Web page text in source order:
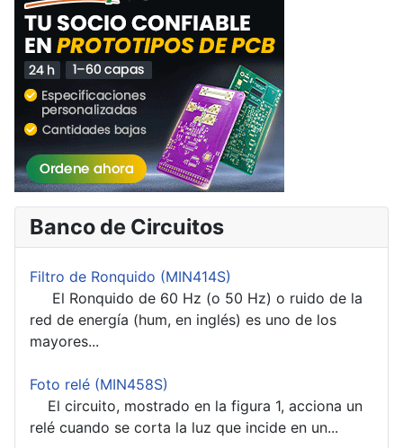
Banco de Circuitos
Filtro de Ronquido (MIN414S)
El Ronquido de 60 Hz (o 50 Hz) o ruido de la
red de energía (hum, en inglés) es uno de los
mayores...
Foto relé (MIN458S)
El circuito, mostrado en la figura 1, acciona un
relé cuando se corta la luz que incide en un...